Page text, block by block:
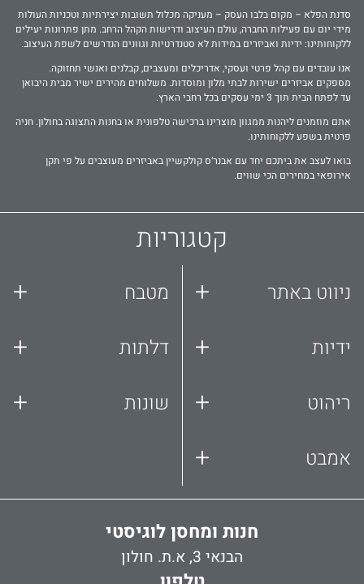
סדנת הפלא – מקום בלבו העסק – מעניקה מכלול תשובות יצירתיות וטכניות העולות
מידי יום עם פעילות החברה, עולם העיצוב ודרישות הקהל הרחב. מתן פתרונות יעילים
ללקוחותינו: ידיות ואביזרים במידות לא סטנדרטיות וגוונים הנדרשים לשפת העיצוב.
אנו עובדים עם קהל פרטי ועסקי, אדריכלים ומעצבים, קבלנים ואנשי תחזוקה.
מספקים אביזרים ישירות לבתי מלון ומוסדות. משלוחים מהירים ישיר מבית היבואן
עד לפתח הבית תוך 3 ימי עסקים בכל רחבי הארץ.
אתם מוזמנים ליהנות ממגוון מוצרינו ברכישה טלפונית או בחנות התצוגה בחולון. חניה
פרטית בשפע ללקוחותינו.
בואו לעצב את ביתכם יחד עם אבנר‘ס קולקשיין באביזרים מעוצבים על פי תקן
אירופאי במחירים הכי שווים.
קטגוריות
ניווט באתר +
ידיות +
ריהוט +
אמבט +
מטבח +
דלתות +
שונות +
חנות ומחסן לוגיסטי
הבנאי 3, א.ת. חולון